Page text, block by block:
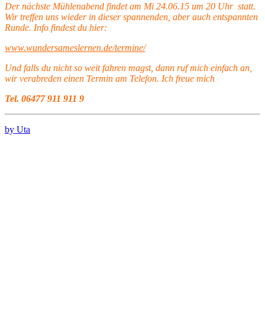
Der nächste Mühlenabend findet am Mi 24.06.15 um 20 Uhr statt.
Wir treffen uns wieder in dieser spannenden, aber auch entspannten
Runde. Info findest du hier:
www.wundersameslernen.de/termine/
Und falls du nicht so weit fahren magst, dann ruf mich einfach an,
wir verabreden einen Termin am Telefon. Ich freue mich
Tel. 06477 911 911 9
by Uta